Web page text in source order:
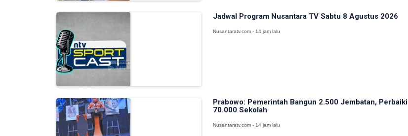
Jadwal Program Nusantara TV Sabtu 8 Agustus 2026
Nusantaratv.com - 14 jam lalu
Prabowo: Pemerintah Bangun 2.500 Jembatan, Perbaiki
70.000 Sekolah
Nusantaratv.com - 14 jam lalu